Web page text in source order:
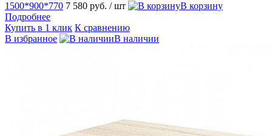
1500*900*770 7 580 руб. / шт
В корзину
Подробнее
Купить в 1 клик К сравнению
В избранное
В наличии